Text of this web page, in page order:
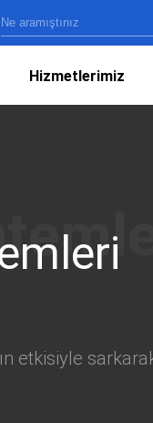
Hizmetlerimiz
etkisiyle